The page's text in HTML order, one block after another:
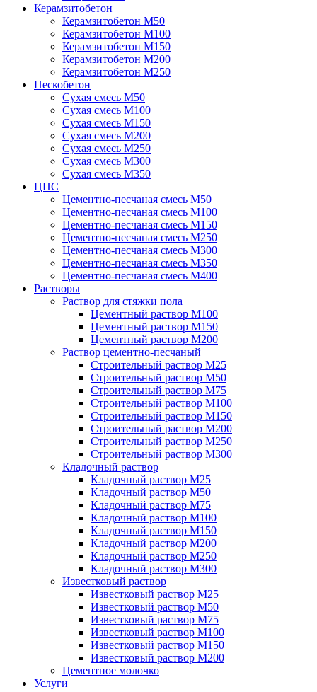
Керамзитобетон
Керамзитобетон М50
Керамзитобетон М100
Керамзитобетон М150
Керамзитобетон М200
Керамзитобетон М250
Пескобетон
Сухая смесь М50
Сухая смесь М100
Сухая смесь М150
Сухая смесь М200
Сухая смесь М250
Сухая смесь М300
Сухая смесь М350
ЦПС
Цементно-песчаная смесь М50
Цементно-песчаная смесь М100
Цементно-песчаная смесь М150
Цементно-песчаная смесь М250
Цементно-песчаная смесь М300
Цементно-песчаная смесь М350
Цементно-песчаная смесь М400
Растворы
Раствор для стяжки пола
Цементный раствор М100
Цементный раствор М150
Цементный раствор М200
Раствор цементно-песчаный
Строительный раствор М25
Строительный раствор М50
Строительный раствор М75
Строительный раствор М100
Строительный раствор М150
Строительный раствор М200
Строительный раствор М250
Строительный раствор М300
Кладочный раствор
Кладочный раствор М25
Кладочный раствор М50
Кладочный раствор М75
Кладочный раствор М100
Кладочный раствор М150
Кладочный раствор М200
Кладочный раствор М250
Кладочный раствор М300
Известковый раствор
Известковый раствор М25
Известковый раствор М50
Известковый раствор М75
Известковый раствор М100
Известковый раствор М150
Известковый раствор М200
Цементное молочко
Услуги